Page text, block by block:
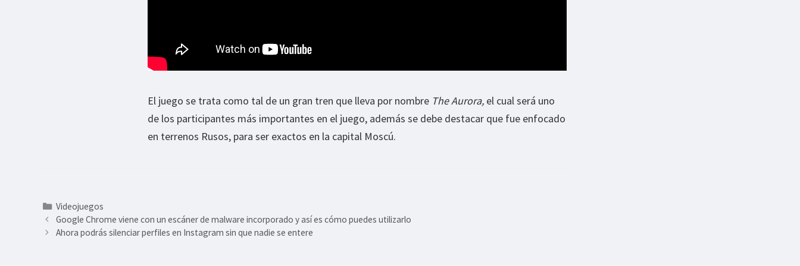
El juego se trata como tal de un gran tren que lleva por nombre The Aurora, el cual será uno
de los participantes más importantes en el juego, además se debe destacar que fue enfocado
en terrenos Rusos, para ser exactos en la capital Moscú.
Categorías
Videojuegos
Google Chrome viene con un escáner de malware incorporado y así es cómo puedes utilizarlo
Ahora podrás silenciar perfiles en Instagram sin que nadie se entere